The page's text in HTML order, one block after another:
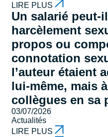
LIRE PLUS
Un salarié peut-
harcèlement
propos ou
connotation
l’auteur étaient
lui-même, mais
collègues en sa
03/07/2026
Actualités
LIRE PLUS